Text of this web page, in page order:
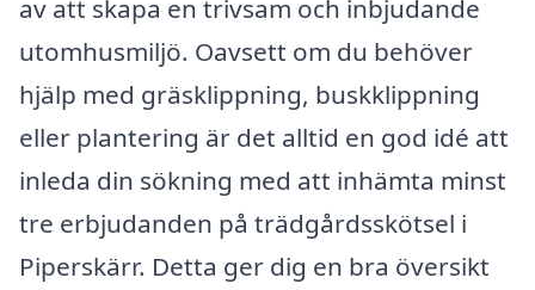
av att skapa en trivsam och inbjudande
utomhusmiljö. Oavsett om du behöver
hjälp med gräsklippning, buskklippning
eller plantering är det alltid en god idé att
inleda din sökning med att inhämta minst
tre erbjudanden på trädgårdsskötsel i
Piperskärr. Detta ger dig en bra översikt